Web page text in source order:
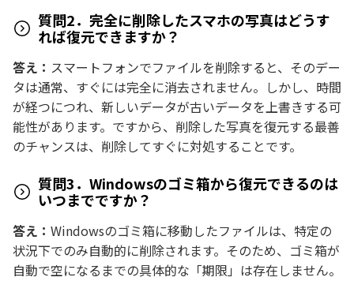
質問2．完全に削除したスマホの写真はどうす
れば復元できますか？
答え： スマートフォンでファイルを削除すると、そのデー
タは通常、すぐには完全に消去されません。しかし、時間
が経つにつれ、新しいデータが古いデータを上書きする可
能性があります。ですから、削除した写真を復元する最善
のチャンスは、削除してすぐに対処することです。
質問3．Windowsのゴミ箱から復元できるのは
いつまでですか？
答え： Windowsのゴミ箱に移動したファイルは、特定の
状況下でのみ自動的に削除されます。そのため、ゴミ箱が
自動で空になるまでの具体的な「期限」は存在しません。